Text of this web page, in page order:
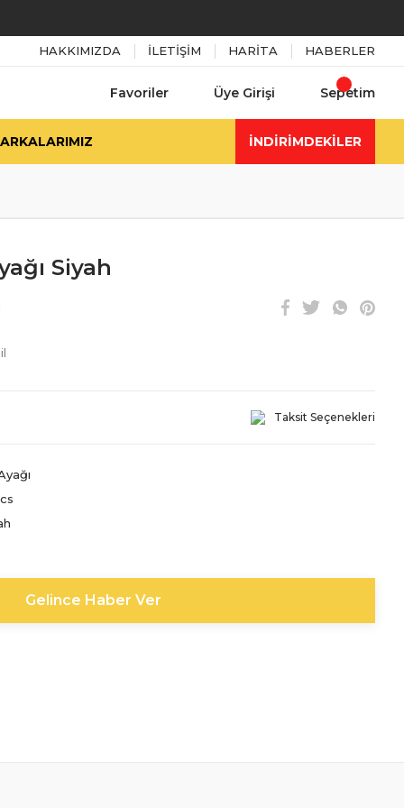
HAKKIMIZDA İLETİŞİM HARİTA HABERLER
Favoriler Üye Girişi Sepetim
İNDİRİMDEKİLER
Siyah
Taksit Seçenekleri
Gelince Haber Ver